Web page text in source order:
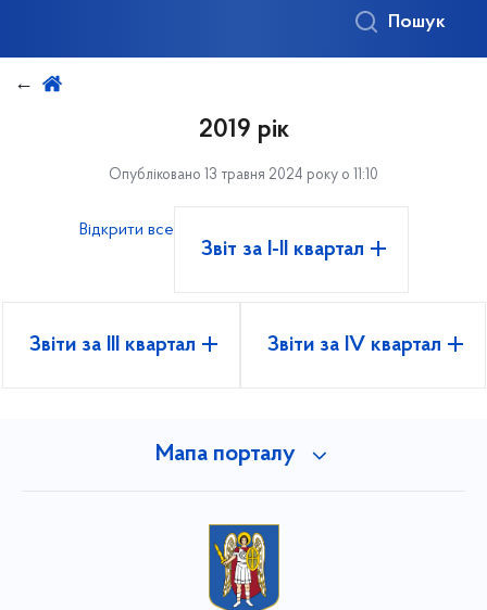
Пошук
2019 рік
Опубліковано 13 травня 2024 року о 11:10
Відкрити все
Звіт за І-ІІ квартал
Звіти за III квартал Звіти за IV квартал
Мапа порталу